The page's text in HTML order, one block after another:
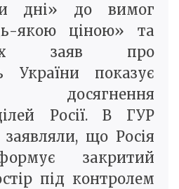
дні» до вимог
якою ціною» та
заяв про
України показує
досягнення
Росії. В ГУР
що Росія
закритий
під контролем